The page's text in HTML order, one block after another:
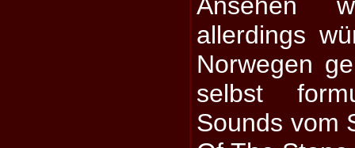
allerdings
Norwegen
selbst
Sounds vom